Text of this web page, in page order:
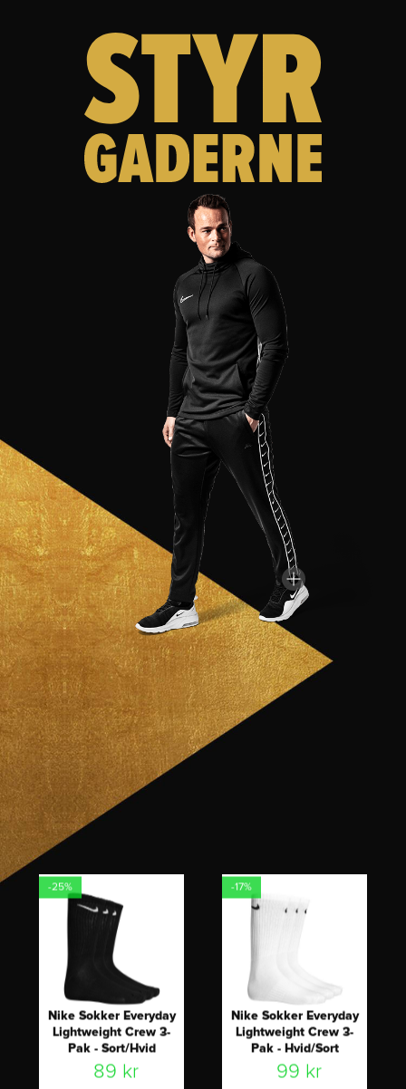
-25%
Nike Sokker Everyday
Lightweight Crew 3-
Pak - Sort/Hvid
89 kr
-17%
Nike Sokker Everyday
Lightweight Crew 3-
Pak - Hvid/Sort
99 kr